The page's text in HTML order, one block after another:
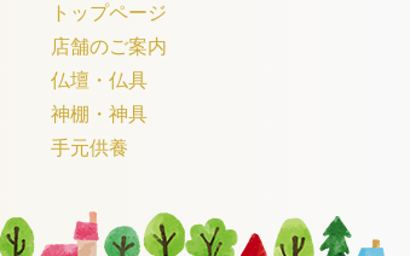
トップページ
店舗のご案内
仏壇・仏具
神棚・神具
手元供養